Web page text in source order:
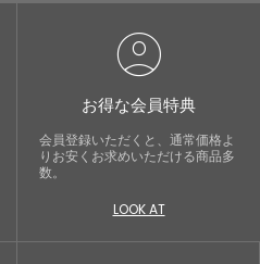
account_circle
お得な会員特典
会員登録いただくと、通常価格よ
りお安くお求めいただける商品多
数。
LOOK AT